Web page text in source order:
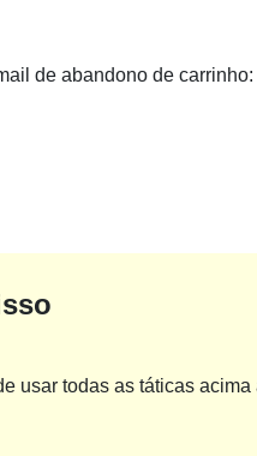
de abandono de carrinho:
usar todas as táticas acima